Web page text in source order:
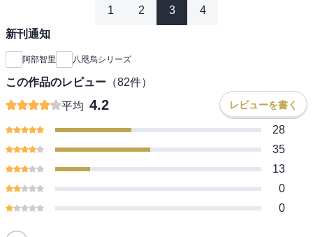
1 2 3 4
新刊通知
阿部智里 八咫烏シリーズ
この作品のレビュー （82件）
平均 4.2 レビューを書く
28
35
13
0
0